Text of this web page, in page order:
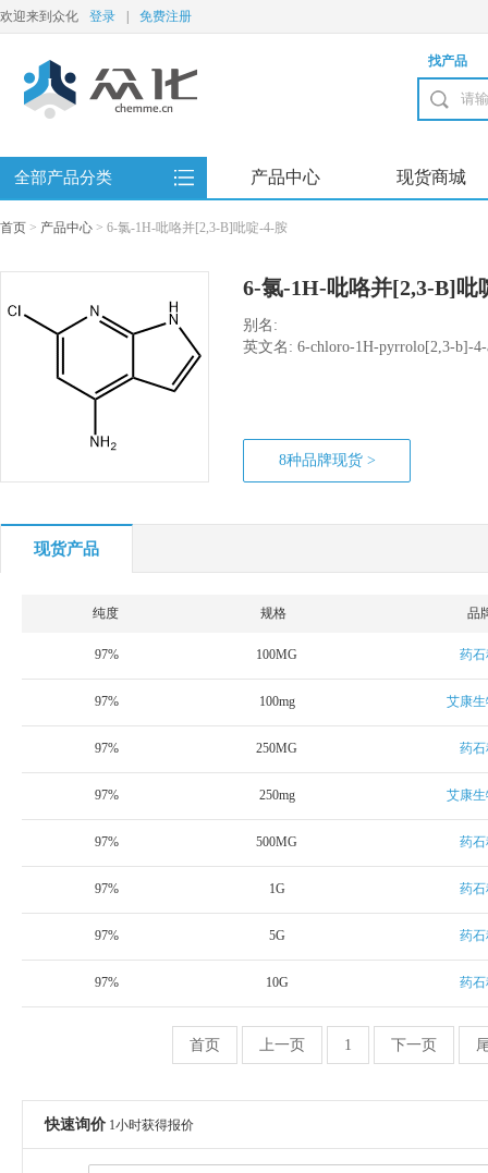
欢迎来到众化 登录 免费注册
找产品
全部产品分类 产品中心 现货商城
首页 > 产品中心 > 6-氯-1H-吡咯并[2,3-B]吡啶-4-胺
6-氯-1H-吡咯并[2,3-B]吡
别名:
英文名: 6-chloro-1H-pyrrolo[2,3-b]-
8种品牌现货 >
现货产品
纯度 规格 品
97% 100MG 药
97% 100mg 艾康
97% 250MG 药
97% 250mg 艾康
97% 500MG 药
97% 1G 药
97% 5G 药
97% 10G 药
首页 上一页 1 下一页
快速询价 1小时获得报价